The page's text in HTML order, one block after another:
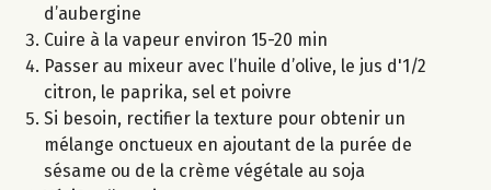
d’aubergine
Cuire à la vapeur environ 15-20 min
Passer au mixeur avec l’huile d’olive, le jus d'1/2
citron, le paprika, sel et poivre
Si besoin, rectifier la texture pour obtenir un
mélange onctueux en ajoutant de la purée de
sésame ou de la crème végétale au soja